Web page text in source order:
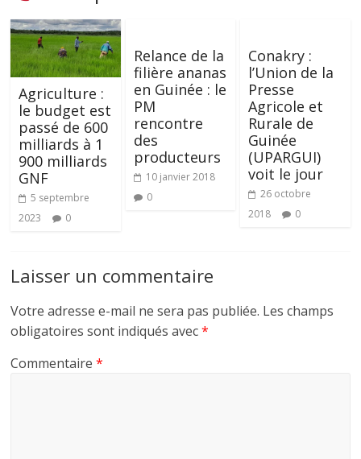
Agriculture :
le budget est
passé de 600
milliards à 1
900 milliards
GNF
5 septembre
2023
0
Relance de la
filière ananas
en Guinée : le
PM
rencontre
des
producteurs
10 janvier 2018
0
Conakry :
l’Union de la
Presse
Agricole et
Rurale de
Guinée
(UPARGUI)
voit le jour
26 octobre
2018
0
Laisser un commentaire
Votre adresse e-mail ne sera pas publiée. Les champs
obligatoires sont indiqués avec*
Commentaire*